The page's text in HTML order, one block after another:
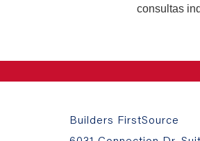
consultas
Builders FirstSource